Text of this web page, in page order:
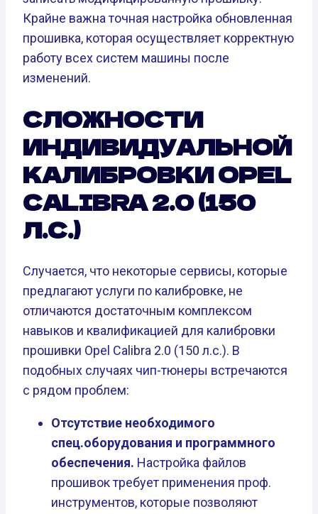
Крайне важна точная настройка обновленная
прошивка, которая осуществляет корректную
работу всех систем машины после
изменений.
СЛОЖНОСТИ
ИНДИВИДУАЛЬНОЙ
КАЛИБРОВКИ OPEL
CALIBRA 2.0 (150
Л.С.)
Случается, что некоторые сервисы, которые
предлагают услуги по калибровке, не
отличаются достаточным комплексом
навыков и квалификацией для калибровки
прошивки Opel Calibra 2.0 (150 л.с.). В
подобных случаях чип-тюнеры встречаются
с рядом проблем:
Отсутствие необходимого
спец.оборудования и программного
обеспечения. Настройка файлов
прошивок требует применения проф.
инструментов, которые позволяют